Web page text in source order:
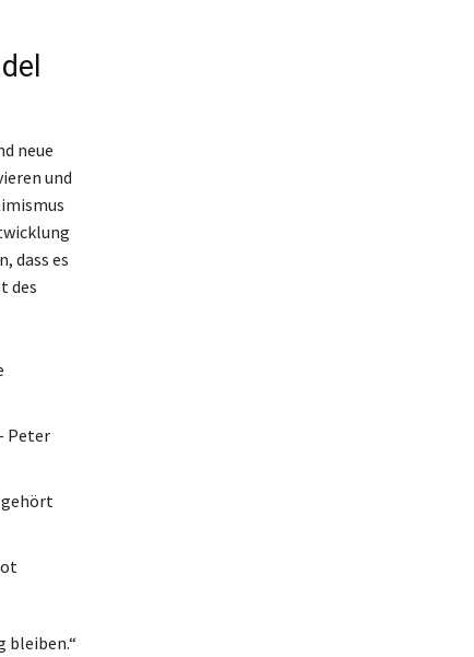
neue
und
dass es
des
Peter
gehört
bleiben.“